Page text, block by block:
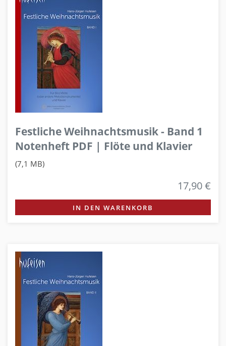
Festliche Weihnachtsmusik - Band 1
Notenheft PDF | Flöte und Klavier
(7,1 MB)
17,90 €
IN DEN WARENKORB